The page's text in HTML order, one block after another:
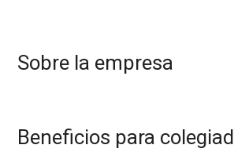
Sobre la empresa
Beneficios para